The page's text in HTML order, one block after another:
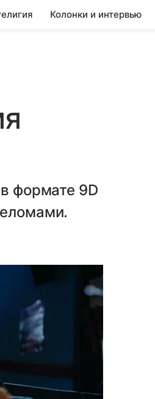
Колонки и интервью
формате 9D